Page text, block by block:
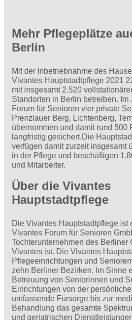
Mehr Pflegeplätze
Berlin
Mit der Inbetriebnahme des
Vivantes Hauptstadtpflege 2021
mit insgesamt 2.520
Standorten in Berlin betreiben. Im
Forum für Senioren vier private
Prenzlauer Berg, Lichtenberg,
übernommen und damit rund 500
langfristig gesichert.Die
verfügen damit zurzeit insgesamt
in der Pflege und beschäftigen
und Mitarbeiter.
Über die Vivantes
Hauptstadtpflege
Die Vivantes Hauptstadtpflege ist
Vivantes Forum für Senioren
Tochterunternehmen des Berliner
Vivantes ist. Die Vivantes
Pflegeeinrichtungen und
zehn Berliner Bezirken. Im Sinne
Betreuung von Seniorinnen und
Einrichtungen von der
umfassende Fürsorge bis zur
Behandlung das gesamte
und geriatrischen